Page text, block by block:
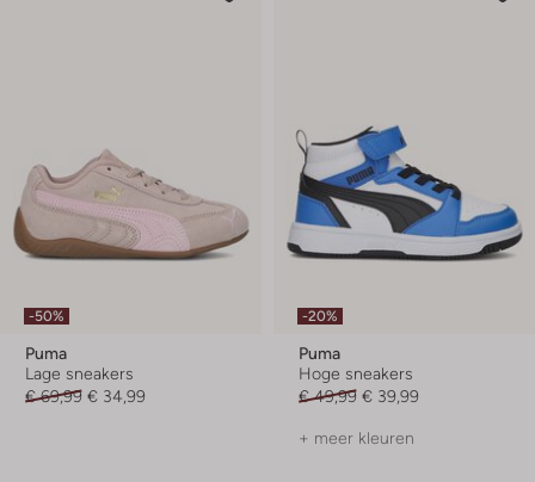
-50%
Puma
Lage sneakers
€ 69,99 € 34,99
-20%
Puma
Hoge sneakers
€ 49,99 € 39,99
+ meer kleuren